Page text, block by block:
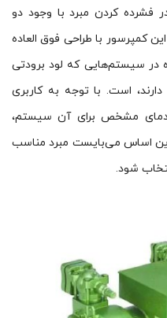
فشرده کردن مبرد با وجود دو
کمپرسور با طراحی فوق العاده
در سیستم‌هایی که لود برودتی
است. با توجه به کاربری
دمای مشخص برای آن سیستم،
اساس می‌بایست مبرد مناسب
شود.